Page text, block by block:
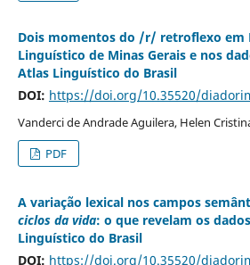
Dois momentos do /r/ retroflexo em
Linguístico de Minas Gerais e nos
Atlas Linguístico do Brasil
DOI: https://doi.org/10.35520/
Vanderci de Andrade Aguilera, Helen
PDF
A variação lexical nos campos
ciclos da vida: o que revelam os
Linguístico do Brasil
DOI: https://doi.org/10.35520/